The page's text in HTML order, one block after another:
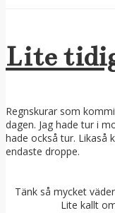
Lite
Regnskurar som
dagen. Jag hade tur i
hade också tur. Likaså
endaste droppe.
Tänk så mycket
Lite kallt